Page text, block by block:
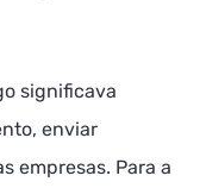
significava
enviar
empresas. Para a